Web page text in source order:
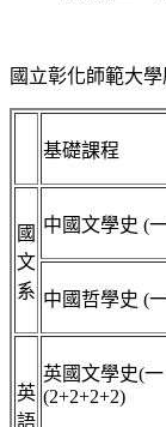
國立彰化師範大
基礎課程
國
文
系
中國文學史 (
中國哲學史 (
英
語
英國文學史(
(2+2+2+2)